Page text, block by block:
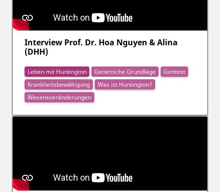
Interview Prof. Dr. Hoa Nguyen & Alina
(DHH)
Leben mit Huntington Genetische Grundlage
Gentest
Krankheitsbewältigung
Was ist Huntington?
Wesensveränderungen